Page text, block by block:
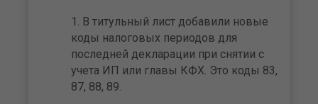
В титульный лист добавили новые
коды налоговых периодов для
последней декларации при снятии с
учета ИП или главы КФХ. Это коды 83,
87, 88, 89.